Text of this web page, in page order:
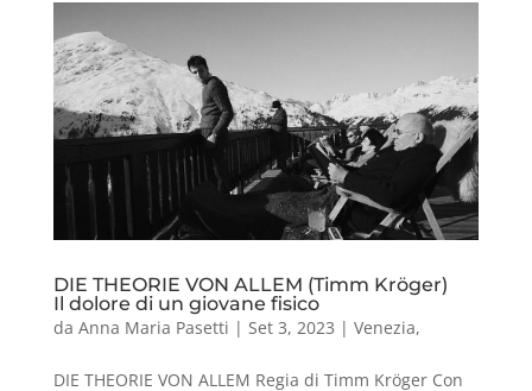
DIE THEORIE VON ALLEM (Timm Kröger)
Il dolore di un giovane fisico
da Anna Maria Pasetti | Set 3, 2023 | Venezia,
DIE THEORIE VON ALLEM Regia di Timm Kröger Con